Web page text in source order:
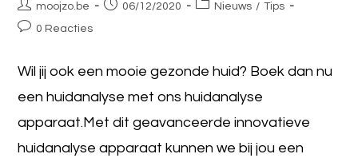
moojzo.be 06/12/2020 Nieuws / Tips
0 Reacties
Wil jij ook een mooie gezonde huid? Boek dan nu
een huidanalyse met ons huidanalyse
apparaat.Met dit geavanceerde innovatieve
huidanalyse apparaat kunnen we bij jou een